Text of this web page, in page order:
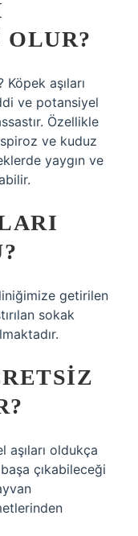
OLUR?
Köpek aşıları
ve potansiyel
Özellikle
ve kuduz
yaygın ve
getirilen
sokak
oldukça
çıkabileceği